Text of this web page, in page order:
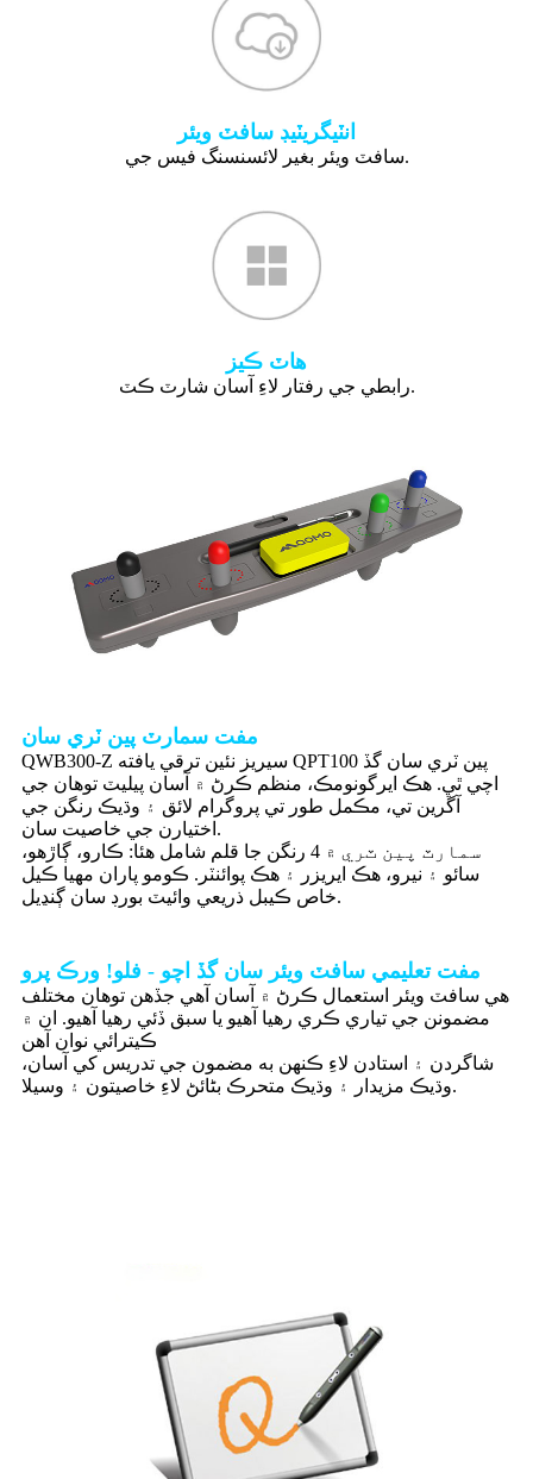
انٽيگريٽيڊ سافٽ ويئر
سافٽ ويئر بغير لائسنسنگ فيس جي.
هاٽ ڪيز
رابطي جي رفتار لاءِ آسان شارٽ ڪٽ.
مفت سمارٽ پين ٽري سان
QWB300-Z سيريز نئين ترقي يافته QPT100 پين ٽري سان گڏ
اچي ٿي. هڪ ايرگونومڪ، منظم ڪرڻ ۾ آسان پيليٽ توهان جي
آڱرين تي، مڪمل طور تي پروگرام لائق ۽ وڌيڪ رنگن جي
اختيارن جي خاصيت سان.
سمارٽ پين ٽري ۾ 4 رنگن جا قلم شامل هئا: ڪارو، ڳاڙهو،
سائو ۽ نيرو، هڪ ايريزر ۽ هڪ پوائنٽر. ڪومو پاران مهيا ڪيل
خاص ڪيبل ذريعي وائيٽ بورڊ سان ڳنڍيل.
مفت تعليمي سافٽ ويئر سان گڏ اچو - فلو! ورڪ پرو
هي سافٽ ويئر استعمال ڪرڻ ۾ آسان آهي جڏهن توهان مختلف
مضمونن جي تياري ڪري رهيا آهيو يا سبق ڏئي رهيا آهيو. ان ۾
ڪيترائي نوان آهن
شاگردن ۽ استادن لاءِ ڪنهن به مضمون جي تدريس کي آسان،
وڌيڪ مزيدار ۽ وڌيڪ متحرڪ بڻائڻ لاءِ خاصيتون ۽ وسيلا.